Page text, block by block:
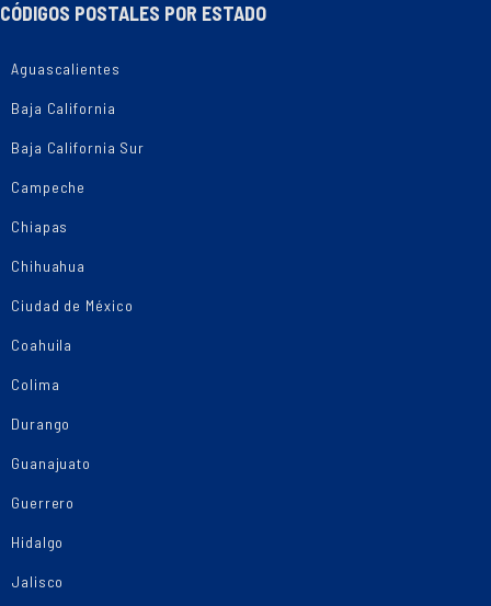
CÓDIGOS POSTALES POR ESTADO
Aguascalientes
Baja California
Baja California Sur
Campeche
Chiapas
Chihuahua
Ciudad de México
Coahuila
Colima
Durango
Guanajuato
Guerrero
Hidalgo
Jalisco